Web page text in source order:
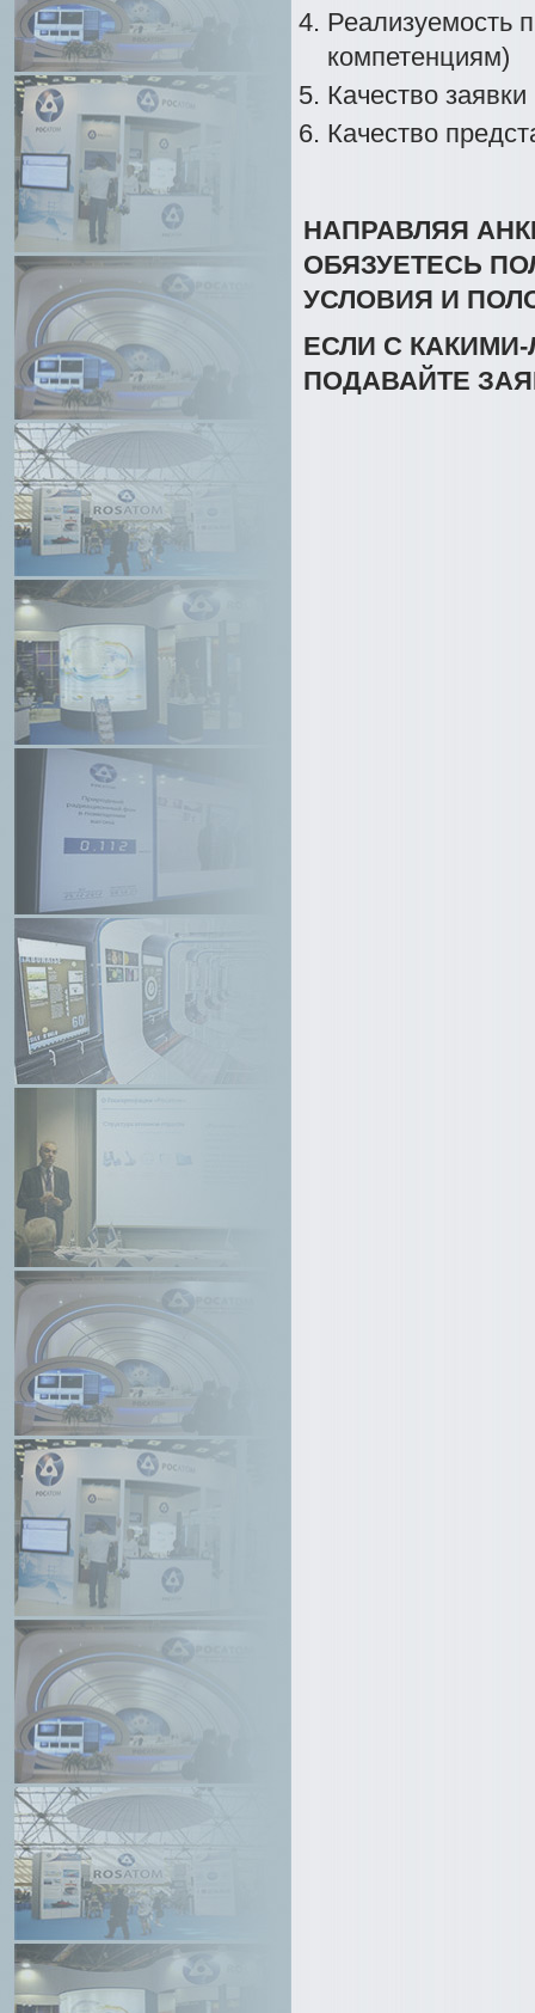
Реализуемость
компетенциям)
Качество заявки
Качество
НАПРАВЛЯЯ
ОБЯЗУЕТЕСЬ
УСЛОВИЯ И
ЕСЛИ С
ПОДАВАЙТЕ